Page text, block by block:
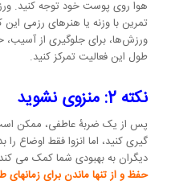
هوا روی پوست خود توجه کنید.
تمرین با وزنه یا هنرهای رزمی این
ورزش‌ها، برای جلوگیری از آسیب،
طول این فعالیت تمرکز کنید.
نکته 2: منزوی نشوید
پس از یک ضربۀ عاطفی، ممکن است
گیری کنید، اما انزوا فقط اوضاع
دیگران به بهبودی شما کمک می
حفظ و از تنها ماندن برای زمانهای